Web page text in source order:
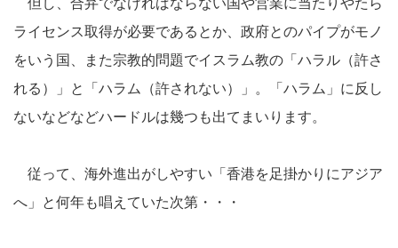
但し、合弁でなければならない国や営業に当たりやたら
ライセンス取得が必要であるとか、政府とのパイプがモノ
をいう国、また宗教的問題でイスラム教の「ハラル（許さ
れる）」と「ハラム（許されない）」。「ハラム」に反し
ないなどなどハードルは幾つも出てまいります。
従って、海外進出がしやすい「香港を足掛かりにアジア
へ」と何年も唱えていた次第・・・